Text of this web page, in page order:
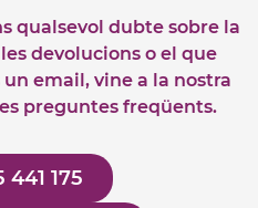
qualsevol dubte sobre la
devolucions o el que
un email, vine a la nostra
preguntes freqüents.
441 175